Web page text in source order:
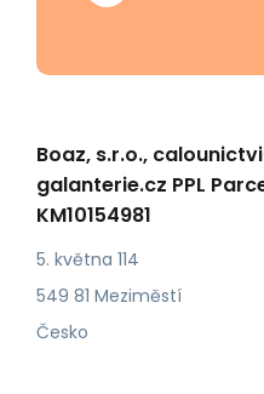
Boaz, s.r.o.,
galanterie.cz PPL
KM10154981
5. května 114
549 81 Meziměstí
Česko